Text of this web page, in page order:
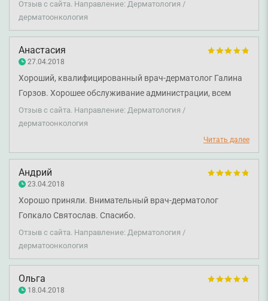
Отзыв с сайта. Направление: Дерматология /
дерматоонкология
Анастасия
27.04.2018
Хороший, квалифицированный врач-дерматолог Галина
Горзов. Хорошее обслуживание администрации, всем
довольна.
Отзыв с сайта. Направление: Дерматология /
дерматоонкология
Читать далее
Андрий
23.04.2018
Хорошо приняли. Внимательный врач-дерматолог
Гопкало Святослав. Спасибо.
Отзыв с сайта. Направление: Дерматология /
дерматоонкология
Ольга
18.04.2018